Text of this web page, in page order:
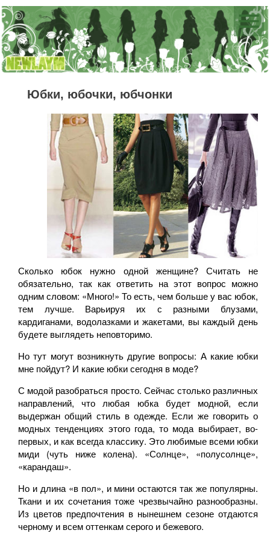
Юбки, юбочки, юбчонки
Сколько юбок нужно одной женщине? Считать не
обязательно, так как ответить на этот вопрос можно
одним словом: «Много!» То есть, чем больше у вас юбок,
тем лучше. Варьируя их с разными блузами,
кардиганами, водолазками и жакетами, вы каждый день
будете выглядеть неповторимо.
Но тут могут возникнуть другие вопросы: А какие юбки
мне пойдут? И какие юбки сегодня в моде?
С модой разобраться просто. Сейчас столько различных
направлений, что любая юбка будет модной, если
выдержан общий стиль в одежде. Если же говорить о
модных тенденциях этого года, то мода выбирает, во-
первых, и как всегда классику. Это любимые всеми юбки
миди (чуть ниже колена). «Солнце», «полусолнце»,
«карандаш».
Но и длина «в пол», и мини остаются так же популярны.
Ткани и их сочетания тоже чрезвычайно разнообразны.
Из цветов предпочтения в нынешнем сезоне отдаются
черному и всем оттенкам серого и бежевого.